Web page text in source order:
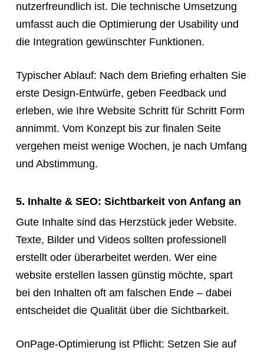
nutzerfreundlich ist. Die technische Umsetzung
umfasst auch die Optimierung der Usability und
die Integration gewünschter Funktionen.
Typischer Ablauf: Nach dem Briefing erhalten Sie
erste Design-Entwürfe, geben Feedback und
erleben, wie Ihre Website Schritt für Schritt Form
annimmt. Vom Konzept bis zur finalen Seite
vergehen meist wenige Wochen, je nach Umfang
und Abstimmung.
5. Inhalte & SEO: Sichtbarkeit von Anfang an
Gute Inhalte sind das Herzstück jeder Website.
Texte, Bilder und Videos sollten professionell
erstellt oder überarbeitet werden. Wer eine
website erstellen lassen günstig möchte, spart
bei den Inhalten oft am falschen Ende – dabei
entscheidet die Qualität über die Sichtbarkeit.
OnPage-Optimierung ist Pflicht: Setzen Sie auf